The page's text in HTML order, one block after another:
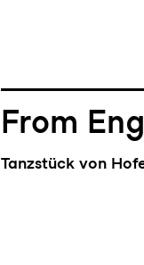
From
Tanzstück von